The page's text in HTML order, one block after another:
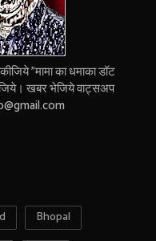
"मामा का धमाका डॉट
खबर भेजिये वाट्सअप
Bhopal